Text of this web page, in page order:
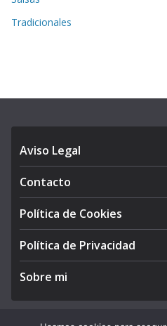
Tradicionales
Aviso Legal
Contacto
Política de Cookies
Política de Privacidad
Sobre mi